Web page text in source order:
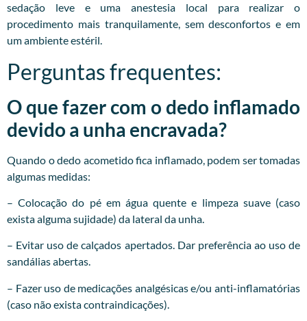
sedação leve e uma anestesia local para realizar o
procedimento mais tranquilamente, sem desconfortos e em
um ambiente estéril.
Perguntas frequentes:
O que fazer com o dedo inflamado
devido a unha encravada?
Quando o dedo acometido fica inflamado, podem ser tomadas
algumas medidas:
– Colocação do pé em água quente e limpeza suave (caso
exista alguma sujidade) da lateral da unha.
– Evitar uso de calçados apertados. Dar preferência ao uso de
sandálias abertas.
– Fazer uso de medicações analgésicas e/ou anti-inflamatórias
(caso não exista contraindicações).